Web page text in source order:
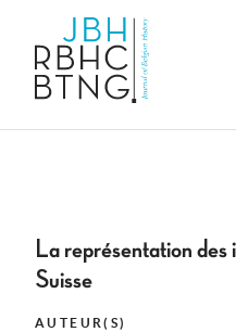
La représentation des
Suisse
AUTEUR(S)